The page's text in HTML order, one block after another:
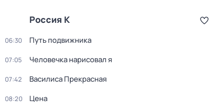
Россия К
06:30 Путь подвижника
07:05 Человечка нарисовал я
07:42 Василиса Прекрасная
08:20 Цена